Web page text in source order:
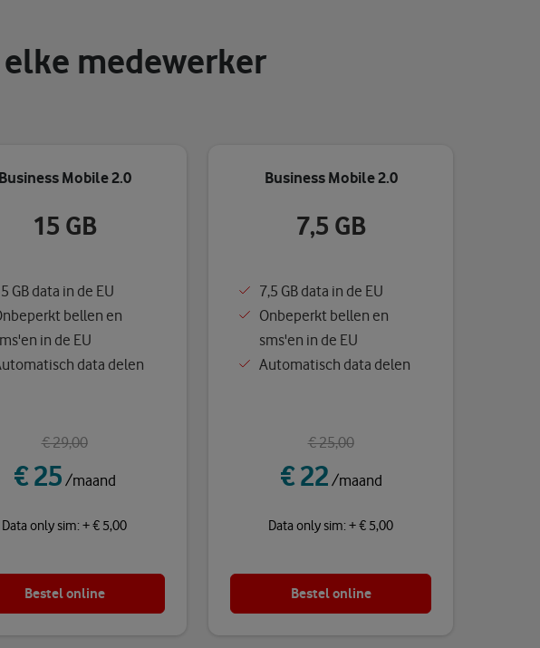
medewerker
Business Mobile 2.0
15 GB
GB data in de EU
bellen en
in de EU
data delen
€ 29,00
€ 25 /maand
Data only sim: + € 5,00
Bestel online
Business Mobile 2.0
7,5 GB
7,5 GB data in de EU
Onbeperkt bellen en
sms'en in de EU
Automatisch data delen
€ 25,00
€ 22 /maand
Data only sim: + € 5,00
Bestel online